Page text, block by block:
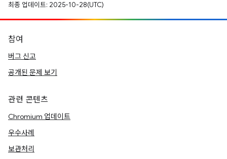
최종 업데이트: 2025-10-28(UTC)
참여
버그 신고
공개된 문제 보기
관련 콘텐츠
Chromium 업데이트
우수사례
보관처리